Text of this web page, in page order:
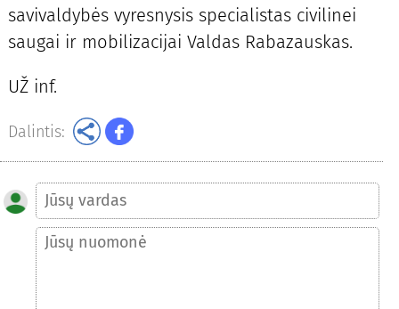
savivaldybės vyresnysis specialistas civilinei
saugai ir mobilizacijai Valdas Rabazauskas.
UŽ inf.
Dalintis: